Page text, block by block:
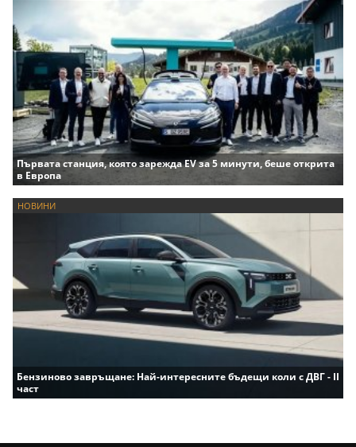
Първата станция, която зарежда EV за 5 минути, беше открита
в Европа
НОВИНИ
Бензиново завръщане: Най-интересните бъдещи коли с ДВГ - II
част